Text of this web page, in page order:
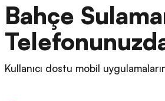
Bahçe
Kullanıcı dostu mobil